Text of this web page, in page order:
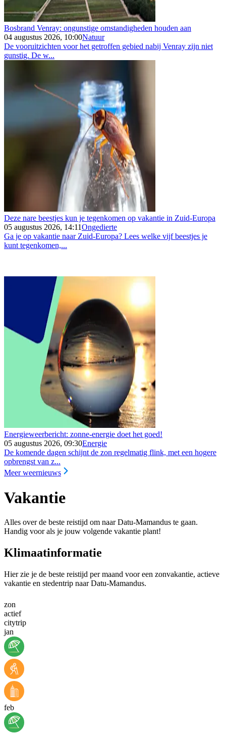
Bosbrand Venray: ongunstige omstandigheden houden aan
04 augustus 2026, 10:00Natuur
De vooruitzichten voor het getroffen gebied nabij Venray zijn niet
gunstig. De w...
Deze nare beestjes kun je tegenkomen op vakantie in Zuid-Europa
05 augustus 2026, 14:11Ongedierte
Ga je op vakantie naar Zuid-Europa? Lees welke vijf beestjes je
kunt tegenkomen,...
Energieweerbericht: zonne-energie doet het goed!
05 augustus 2026, 09:30Energie
De komende dagen schijnt de zon regelmatig flink, met een hogere
opbrengst van z...
Meer weernieuws
Vakantie
Alles over de beste reistijd om naar Datu-Mamandus te gaan.
Handig voor als je jouw volgende vakantie plant!
Klimaatinformatie
Hier zie je de beste reistijd per maand voor een zonvakantie, actieve
vakantie en stedentrip naar Datu-Mamandus.
zon
actief
citytrip
jan
feb